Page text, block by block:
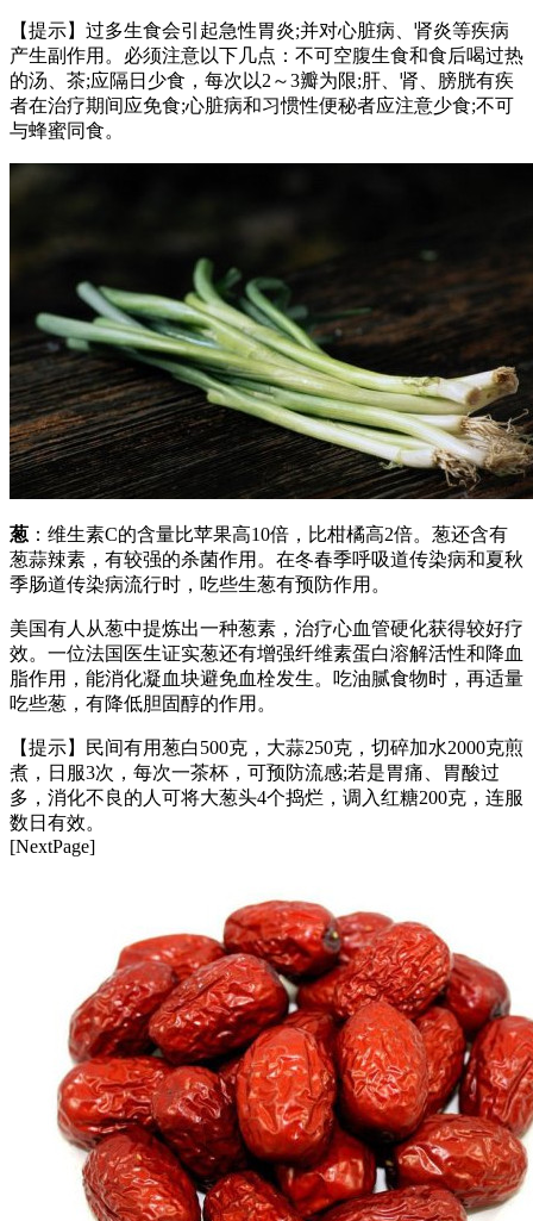
【提示】过多生食会引起急性胃炎;并对心脏病、肾炎等疾病
产生副作用。必须注意以下几点：不可空腹生食和食后喝过热
的汤、茶;应隔日少食，每次以2～3瓣为限;肝、肾、膀胱有疾
者在治疗期间应免食;心脏病和习惯性便秘者应注意少食;不可
与蜂蜜同食。
葱 ：维生素C的含量比苹果高10倍，比柑橘高2倍。葱还含有
葱蒜辣素，有较强的杀菌作用。在冬春季呼吸道传染病和夏秋
季肠道传染病流行时，吃些生葱有预防作用。
美国有人从葱中提炼出一种葱素，治疗心血管硬化获得较好疗
效。一位法国医生证实葱还有增强纤维素蛋白溶解活性和降血
脂作用，能消化凝血块避免血栓发生。吃油腻食物时，再适量
吃些葱，有降低胆固醇的作用。
【提示】民间有用葱白500克，大蒜250克，切碎加水2000克煎
煮，日服3次，每次一茶杯，可预防流感;若是胃痛、胃酸过
多，消化不良的人可将大葱头4个捣烂，调入红糖200克，连服
数日有效。
[NextPage]